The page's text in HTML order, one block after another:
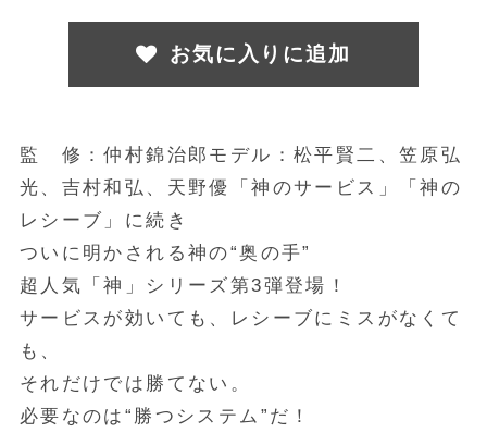
お気に入りに追加
監 修：仲村錦治郎モデル：松平賢二、笠原弘
光、吉村和弘、天野優「神のサービス」「神の
レシーブ」に続き
ついに明かされる神の“奥の手”
超人気「神」シリーズ第3弾登場！
サービスが効いても、レシーブにミスがなくて
も、
それだけでは勝てない。
必要なのは“勝つシステム”だ！